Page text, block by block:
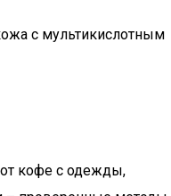
с мультикислотным